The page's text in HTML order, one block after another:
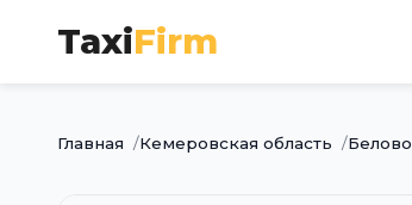
TaxiFirm
Главная Кемеровская область Белово